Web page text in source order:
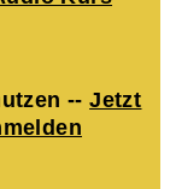
--Jetzt